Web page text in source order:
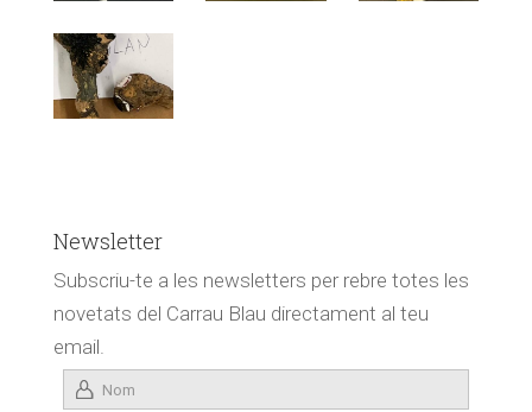
Newsletter
Subscriu-te a les newsletters per rebre totes les
novetats del Carrau Blau directament al teu
email.